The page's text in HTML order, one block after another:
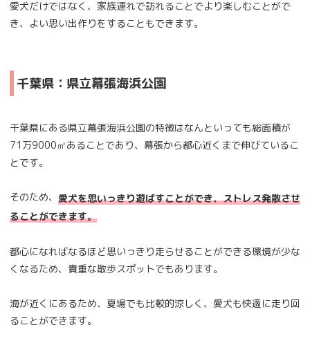
愛犬だけではなく、家族連れで訪れることでより楽しむことがで
き、よい思い出作りをすることもできます。
千葉県：県立幕張海浜公園
千葉県にある県立幕張海浜公園の特徴はなんといっても総面積が
71万9000㎡あることであり、幕張から都心近くまで伸びているこ
とです。
そのため、 愛犬を思いっきり遊ばすことができ、ストレス発散させ
ることができます。
都心になればなるほど思いっきり走らせることができる環境が少な
くなるため、貴重な散歩スポットでもあります。
海が近くにあるため、夏場でも比較的涼しく、愛犬も快適に走り回
ることができます。